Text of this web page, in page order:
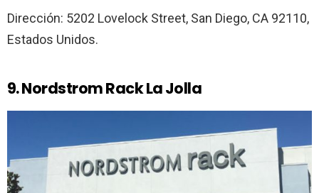
Dirección: 5202 Lovelock Street, San Diego, CA 92110,
Estados Unidos.
9. Nordstrom Rack La Jolla